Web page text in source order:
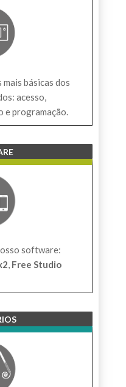
básicas dos
acesso,
e programação.
software:
, Free Studio